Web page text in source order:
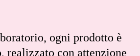
ogni prodotto è
, realizzato con attenzione